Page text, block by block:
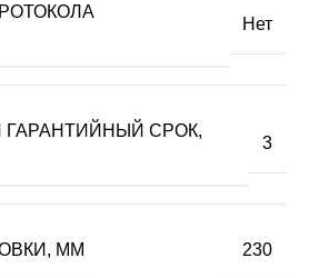
Нет
СРОК,
3
ММ 230